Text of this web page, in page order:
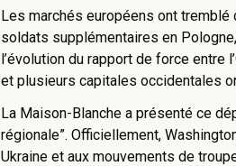
Les marchés européens ont tremblé
soldats supplémentaires en
l’évolution du rapport de force entre
et plusieurs capitales occidentales
La Maison-Blanche a présenté ce
régionale”. Officiellement,
Ukraine et aux mouvements de